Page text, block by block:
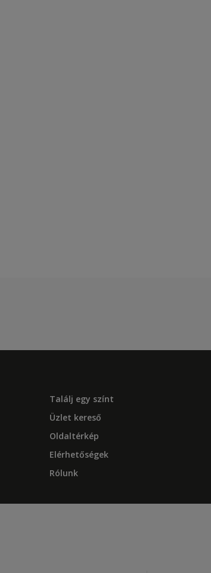
Találj egy színt
Üzlet kereső
Oldaltérkép
Elérhetőségek
Rólunk